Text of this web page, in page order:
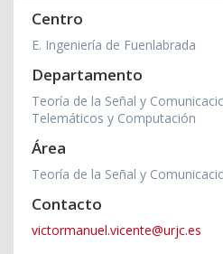
Centro
E. Ingeniería de Fuenlabrada
Departamento
Teoría de la Señal y
Telemáticos y Computación
Área
Teoría de la Señal y
Contacto
victormanuel.vicente@urjc.es